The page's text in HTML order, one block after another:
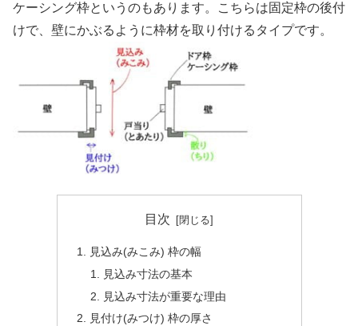
ケーシング枠というのもあります。こちらは固定枠の後付
けで、壁にかぶるように枠材を取り付けるタイプです。
目次
見込み(みこみ) 枠の幅
見込み寸法の基本
見込み寸法が重要な理由
見付け(みつけ) 枠の厚さ